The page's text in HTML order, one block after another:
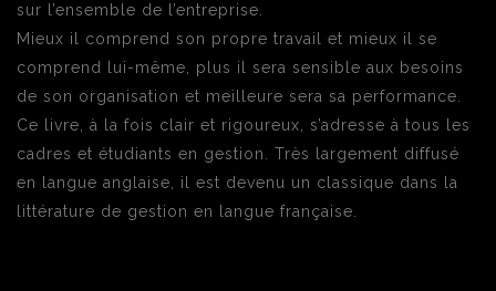
sur l’ensemble de l’entreprise.
Mieux il comprend son propre travail et mieux il se
comprend lui-même, plus il sera sensible aux besoins
de son organisation et meilleure sera sa performance.
Ce livre, à la fois clair et rigoureux, s’adresse à tous les
cadres et étudiants en gestion. Très largement diffusé
en langue anglaise, il est devenu un classique dans la
littérature de gestion en langue française.